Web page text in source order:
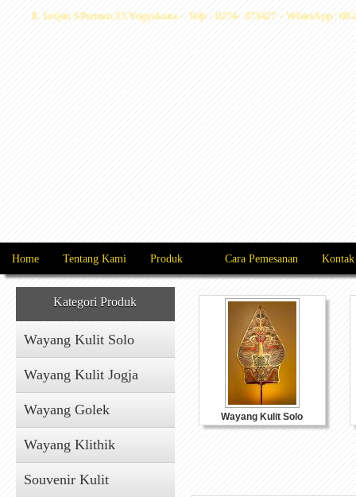
Jl. Letjen S Parman 35 Yogyakarta - Telp : 0274- 373427 - WhatsApp :
Home Tentang Kami Produk Cara Pemesanan
Kategori Produk
Wayang Kulit Solo
Wayang Kulit Jogja
Wayang Golek
Wayang Klithik
Souvenir Kulit
Wayang Kulit Solo